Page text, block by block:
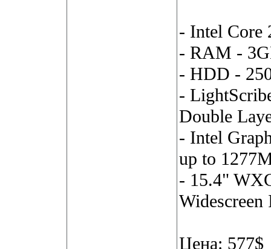
- Intel Core
- RAM -
- HDD -
-
Double
- Intel
up to
- 15.4"
Цена: 577$